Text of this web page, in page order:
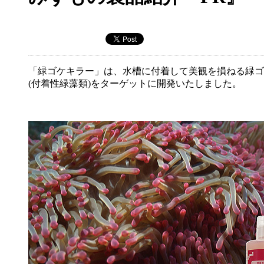
「緑ゴケキラー」は、水槽に付着して美観を損ねる緑
(付着性緑藻類)をターゲットに開発いたしました。